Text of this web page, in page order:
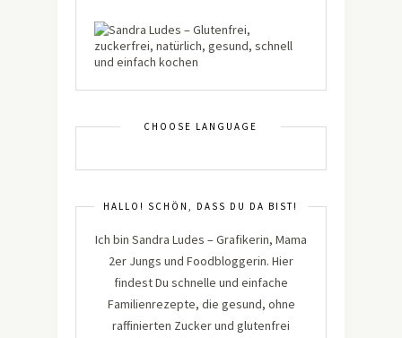
CHOOSE LANGUAGE
HALLO! SCHÖN, DASS DU DA BIST!
Ich bin Sandra Ludes – Grafikerin, Mama
2er Jungs und Foodbloggerin. Hier
findest Du schnelle und einfache
Familienrezepte, die gesund, ohne
raffinierten Zucker und glutenfrei